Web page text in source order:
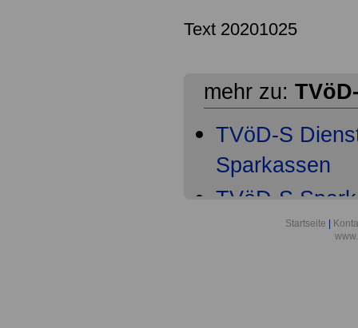
Text 20201025
mehr zu:
TVöD-S
Sparkassen
TVöD-S
Startseite